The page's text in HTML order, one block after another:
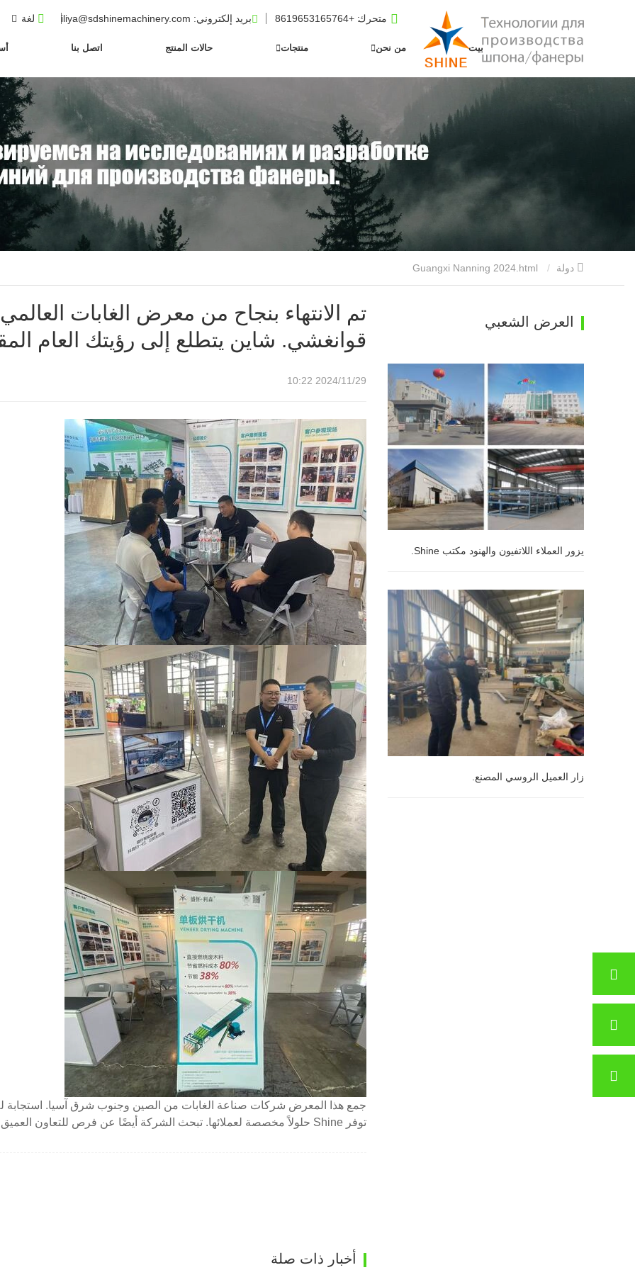
بيت من نحن منتجات حالات المنتج اتصل بنا
متحرك: +8619653165764 بريد إلكتروني: iliya@sdshinemachinery.com لغة
قوانغشي. شاين يتطلع إلى رؤيتك العام
2024/11/29 10:22
جمع هذا المعرض شركات صناعة الغابات من الصين وجنوب شرق آسيا. استجابة
توفر Shine حلولاً مخصصة لعملائها. تبحث الشركة أيضًا عن فرص للتعاون العميق مع الشركاء في جميع أنحاء سلسلة التوريد.
أخبار ذات صلة
العرض الشعبي
يزور العملاء اللاتفيون والهنود مكتب Shine.
يزور العملاء اللاتفيون والهنود مكتب Shine.
زار العميل الروسي المصنع.